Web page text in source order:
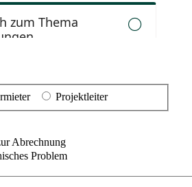
Projektleiter
Abrechnung
Problem